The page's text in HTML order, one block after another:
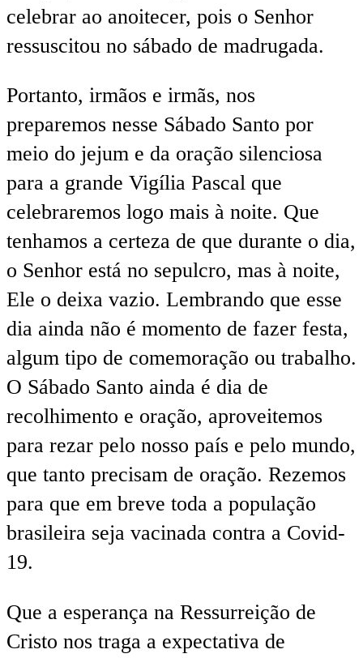
celebrar ao anoitecer, pois o Senhor
ressuscitou no sábado de madrugada.
Portanto, irmãos e irmãs, nos
preparemos nesse Sábado Santo por
meio do jejum e da oração silenciosa
para a grande Vigília Pascal que
celebraremos logo mais à noite. Que
tenhamos a certeza de que durante o dia,
o Senhor está no sepulcro, mas à noite,
Ele o deixa vazio. Lembrando que esse
dia ainda não é momento de fazer festa,
algum tipo de comemoração ou trabalho.
O Sábado Santo ainda é dia de
recolhimento e oração, aproveitemos
para rezar pelo nosso país e pelo mundo,
que tanto precisam de oração. Rezemos
para que em breve toda a população
brasileira seja vacinada contra a Covid-
19.
Que a esperança na Ressurreição de
Cristo nos traga a expectativa de